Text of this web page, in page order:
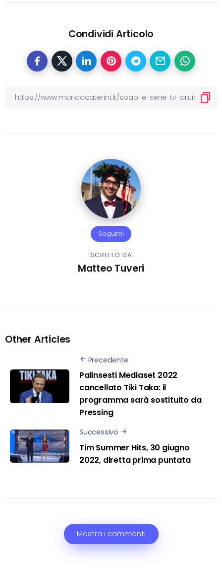
Condividi Articolo
Seguimi
SCRITTO DA
Matteo Tuveri
Other Articles
Precedente
Palinsesti Mediaset 2022
cancellato Tiki Taka: il
programma sarà sostituito da
Pressing
Successivo
Tim Summer Hits, 30 giugno
2022, diretta prima puntata
Mostra i commenti